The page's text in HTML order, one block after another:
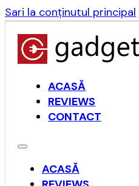
Sari la conținutul principal
ACASĂ
REVIEWS
CONTACT
ACASĂ